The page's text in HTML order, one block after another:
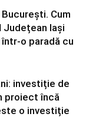
Cum
Județean Iași
o paradă cu
investiție de
proiect încă
o investiție